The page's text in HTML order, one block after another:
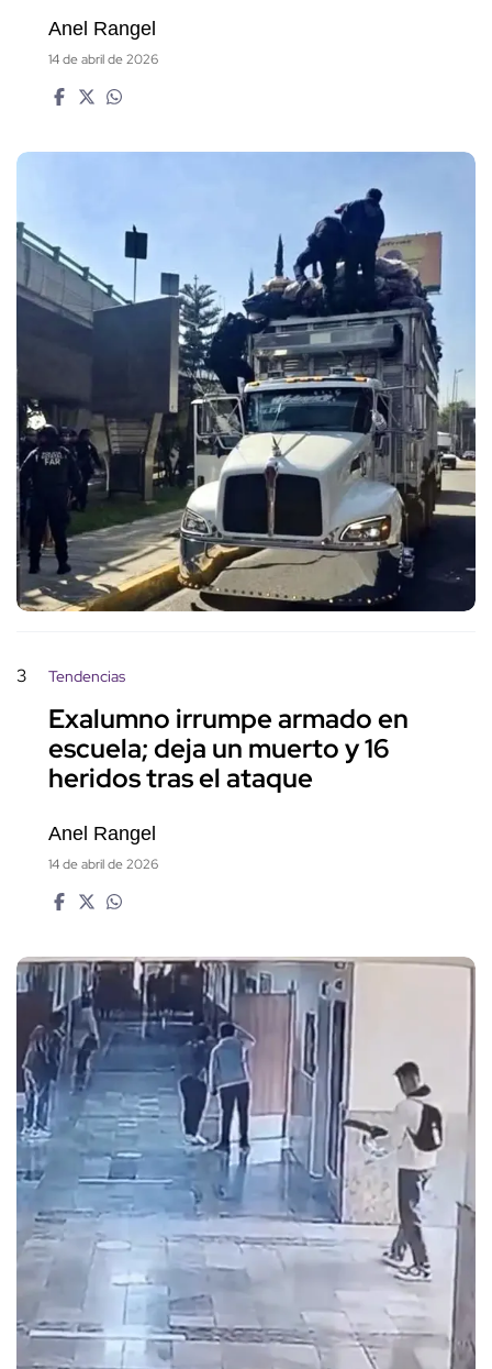
Anel Rangel
14 de abril de 2026
3 Tendencias
Exalumno irrumpe armado en
escuela; deja un muerto y 16
heridos tras el ataque
Anel Rangel
14 de abril de 2026